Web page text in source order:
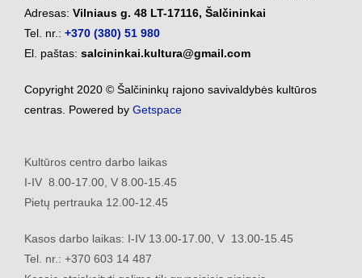
Adresas: Vilniaus g. 48 LT-17116, Šalčininkai
Tel. nr.: +370 (380) 51 980
El. paštas: salcininkai.kultura@gmail.com
Copyright 2020 © Šalčininkų rajono savivaldybės kultūros
centras. Powered by Getspace
Kultūros centro darbo laikas
I-IV 8.00-17.00, V 8.00-15.45
Pietų pertrauka 12.00-12.45
Kasos darbo laikas: I-IV 13.00-17.00, V 13.00-15.45
Tel. nr.: +370 603 14 487